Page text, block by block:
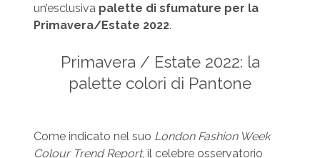
un’esclusiva palette di sfumature per la
Primavera/Estate 2022.
Primavera / Estate 2022: la
palette colori di Pantone
Come indicato nel suo London Fashion Week
Colour Trend Report, il celebre osservatorio